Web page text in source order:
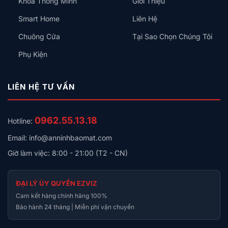
Smart Home
Chuông Cửa
Phụ Kiện
Liên Hệ
Tại Sao Chọn Chúng Tôi
LIÊN HỆ TƯ VẤN
Hotline: 0962.55.13.18
Email: info@anninhbaomat.com
Giờ làm việc: 8:00 - 21:00 (T2 - CN)
ĐẠI LÝ ỦY QUYỀN EZVIZ
Cam kết hàng chính hãng 100%
Bảo hành 24 tháng | Miễn phí vận chuyển